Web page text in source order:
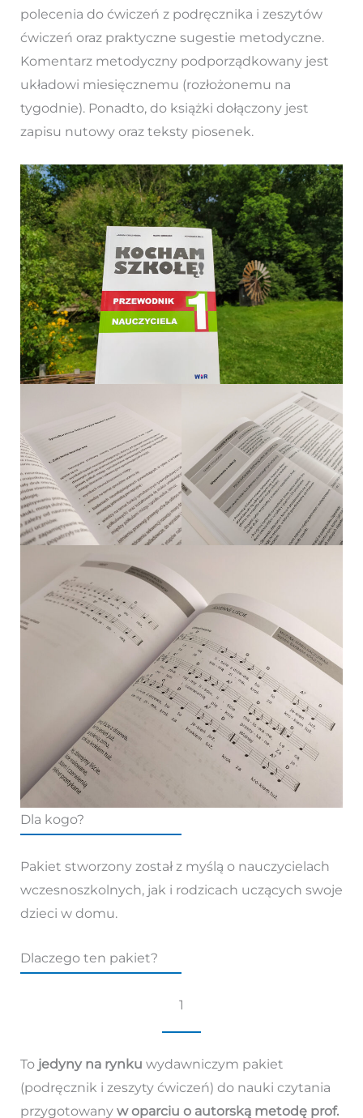
polecenia do ćwiczeń z podręcznika i zeszytów
ćwiczeń oraz praktyczne sugestie metodyczne.
Komentarz metodyczny podporządkowany jest
układowi miesięcznemu (rozłożonemu na
tygodnie). Ponadto, do książki dołączony jest
zapisu nutowy oraz teksty piosenek.
Dla kogo?
Pakiet stworzony został z myślą o nauczycielach
wczesnoszkolnych, jak i rodzicach uczących swoje
dzieci w domu.
Dlaczego ten pakiet?
1
Tojedyny na rynku wydawniczym pakiet
(podręcznik i zeszyty ćwiczeń) do nauki czytania
przygotowany w oparciu o autorską metodę prof.